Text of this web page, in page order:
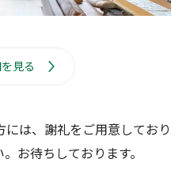
見る
は、謝礼をご用意しており
お待ちしております。